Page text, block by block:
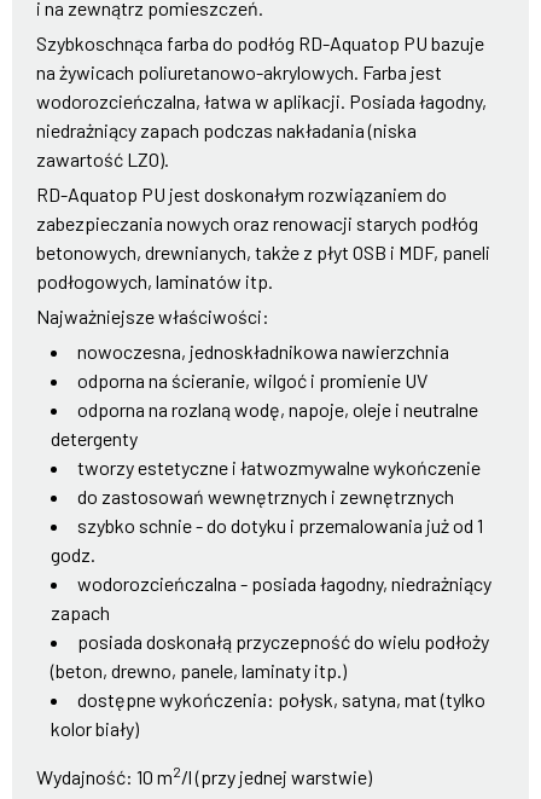
i na zewnątrz pomieszczeń.
Szybkoschnąca farba do podłóg RD-Aquatop PU bazuje
na żywicach poliuretanowo-akrylowych. Farba jest
wodorozcieńczalna, łatwa w aplikacji. Posiada łagodny,
niedrażniący zapach podczas nakładania (niska
zawartość LZO).
RD-Aquatop PU jest doskonałym rozwiązaniem do
zabezpieczania nowych oraz renowacji starych podłóg
betonowych, drewnianych, także z płyt OSB i MDF, paneli
podłogowych, laminatów itp.
Najważniejsze właściwości:
nowoczesna, jednoskładnikowa nawierzchnia
odporna na ścieranie, wilgoć i promienie UV
odporna na rozlaną wodę, napoje, oleje i neutralne
detergenty
tworzy estetyczne i łatwozmywalne wykończenie
do zastosowań wewnętrznych i zewnętrznych
szybko schnie - do dotyku i przemalowania już od 1
godz.
wodorozcieńczalna - posiada łagodny, niedrażniący
zapach
posiada doskonałą przyczepność do wielu podłoży
(beton, drewno, panele, laminaty itp.)
dostępne wykończenia: połysk, satyna, mat (tylko
kolor biały)
Wydajność: 10 m2/l (przy jednej warstwie)